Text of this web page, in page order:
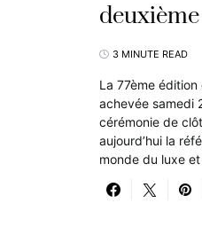
3 MINUTE READ
La 77ème
achevée samedi
cérémonie de
aujourd’hui la
monde du luxe